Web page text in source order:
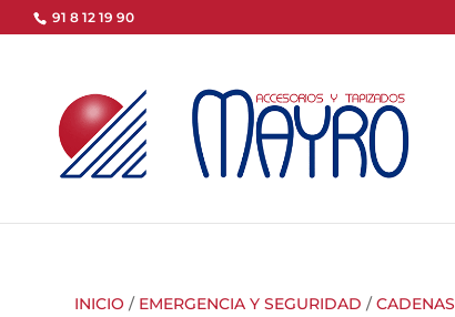
91 8 12 19 90
INICIO / EMERGENCIA Y SEGURIDAD /CADENAS